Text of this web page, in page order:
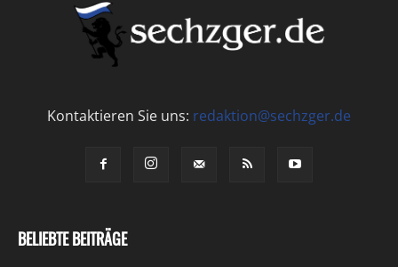
Kontaktieren Sie uns: redaktion@sechzger.de
BELIEBTE BEITRÄGE